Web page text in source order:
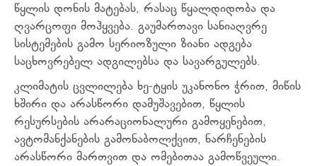
წყლის დონის მატებას, რასაც წყალდიდობა და
ღვარცოფი მოჰყვება. გაუმართავი სანიაღვრე
სისტემების გამო სერიოზული ზიანი ადგება
საცხოვრებელ ადგილებსა და სავარგულებს.
კლიმატის ცვლილება ხე-ტყის უკანონო ჭრით, მიწის
ხშირი და არასწორი დამუშავებით, წყლის
რესურსების არარაციონალური გამოყენებით,
ავტომანქანების გამონაბოლქვით, ნარჩენების
არასწორი მართვით და ომებითაა გამოწვეული.